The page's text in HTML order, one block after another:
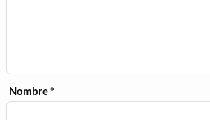
Nombre*